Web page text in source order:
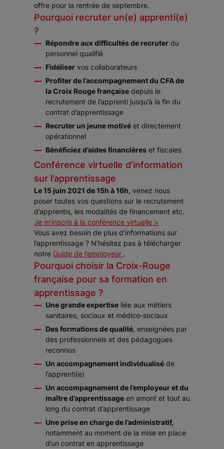
offre pour la rentrée de septembre.
Pourquoi recruter un(e) apprenti(e)
?
Répondre aux difficultés de recruter du
personnel qualifié
Fidéliser vos collaborateurs
Profiter de l’accompagnement du CFA de
la Croix Rouge française depuis le
recrutement de l’apprenti jusqu’à la fin du
contrat d’apprentissage
Recruter un jeune motivé et directement
opérationnel
Bénéficiez d’aides financières et fiscales
Conférence virtuelle d’information
sur l’apprentissage
Le 15 juin 2021 de 15h à 16h, venez nous
poser toutes vos questions sur le recrutement
d’apprentis, les modalités de financement etc.
Je m’inscris à la conférence virtuelle >
Vous avez besoin de plus d’informations sur
l’apprentissage ? N’hésitez pas à télécharger
notre Guide de l’employeur .
Pourquoi choisir la Croix-Rouge
française pour sa formation en
apprentissage ?
Une grande expertise liée aux métiers
sanitaires, sociaux et médico-sociaux
Des formations de qualité, enseignées par
des professionnels et des pédagogues
reconnus
Un accompagnement individualisé de
l’apprenti(e)
Un accompagnement de l’employeur et du
maître d’apprentissage en amont et tout au
long du contrat d’apprentissage
Une prise en charge de l’administratif,
notamment au moment de la mise en place
d’un contrat en apprentissage